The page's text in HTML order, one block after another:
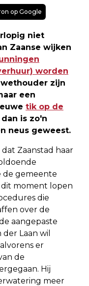
op Google
niet
Zaanse wijken
worden
wethouder zijn
een
tik op de
dan is zo'n
neus geweest.
Zaanstad haar
gemeente
moment lopen
die
over de
aangepaste
Laan wil
er
de
Hij
meer